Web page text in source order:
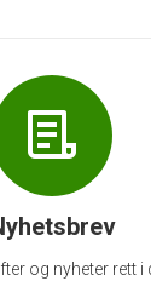
og nyheter rett i